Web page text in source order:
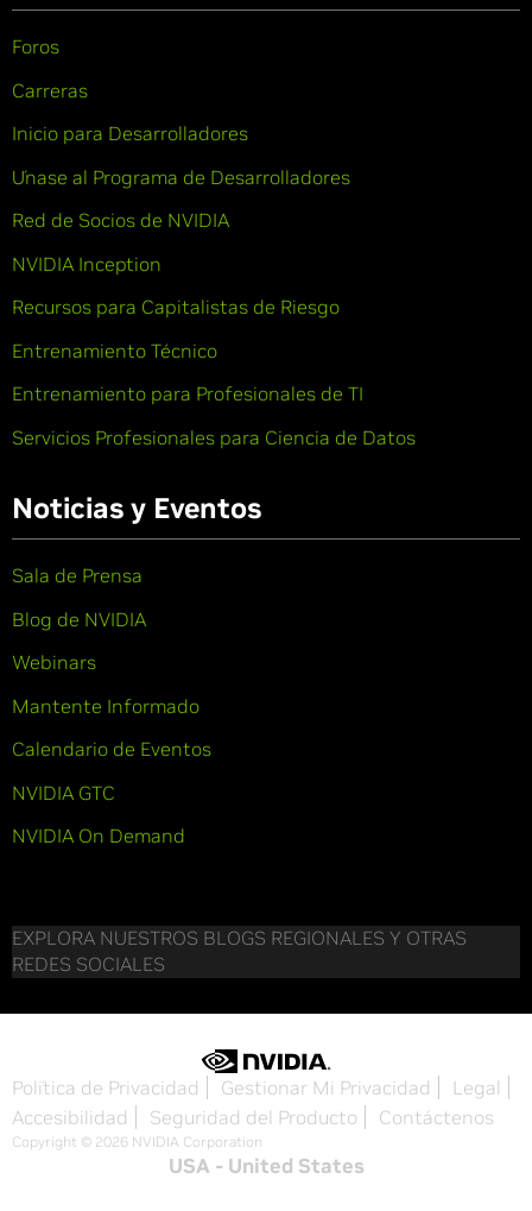
Foros
Carreras
Inicio para Desarrolladores
Únase al Programa de Desarrolladores
Red de Socios de NVIDIA
NVIDIA Inception
Recursos para Capitalistas de Riesgo
Entrenamiento Técnico
Entrenamiento para Profesionales de TI
Servicios Profesionales para Ciencia de Datos
Noticias y Eventos
Sala de Prensa
Blog de NVIDIA
Webinars
Mantente Informado
Calendario de Eventos
NVIDIA GTC
NVIDIA On Demand
EXPLORA NUESTROS BLOGS REGIONALES Y OTRAS
REDES SOCIALES
Política de Privacidad Gestionar Mi Privacidad
Legal
Accesibilidad
Seguridad del Producto Contáctenos
Copyright © 2026 NVIDIA Corporation
USA - United States